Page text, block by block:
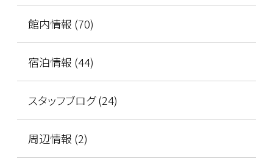
館内情報 (70)
宿泊情報 (44)
スタッフブログ (24)
周辺情報 (2)